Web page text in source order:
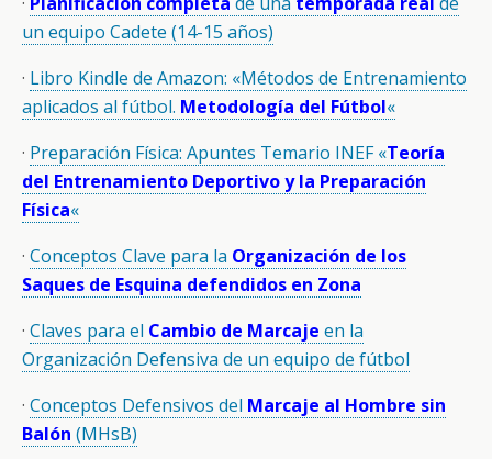
un equipo Cadete (14-15 años)
· Libro Kindle de Amazon: «Métodos de Entrenamiento
aplicados al fútbol. Metodología del Fútbol«
· Preparación Física: Apuntes Temario INEF «Teoría
del Entrenamiento Deportivo y la Preparación
Física«
· Conceptos Clave para la Organización de los
Saques de Esquina defendidos en Zona
· Claves para el Cambio de Marcaje en la
Organización Defensiva de un equipo de fútbol
· Conceptos Defensivos del Marcaje al Hombre sin
Balón (MHsB)